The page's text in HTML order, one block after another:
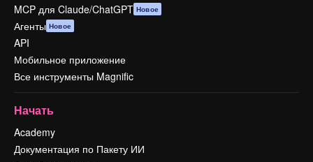
MCP для Claude/ChatGPT Новое
Агенты Новое
API
Мобильное приложение
Все инструменты Magnific
Начать
Academy
Документация по Пакету ИИ